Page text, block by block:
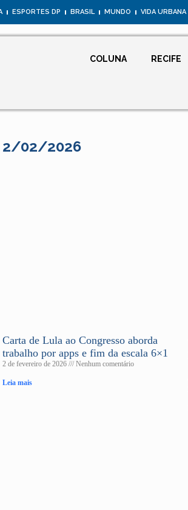
ESPORTES DP BRASIL MUNDO VIDA URBANA
COLUNA RECIFE
2/02/2026
Carta de Lula ao Congresso aborda
trabalho por apps e fim da escala 6×1
2 de fevereiro de 2026 Nenhum comentário
Leia mais